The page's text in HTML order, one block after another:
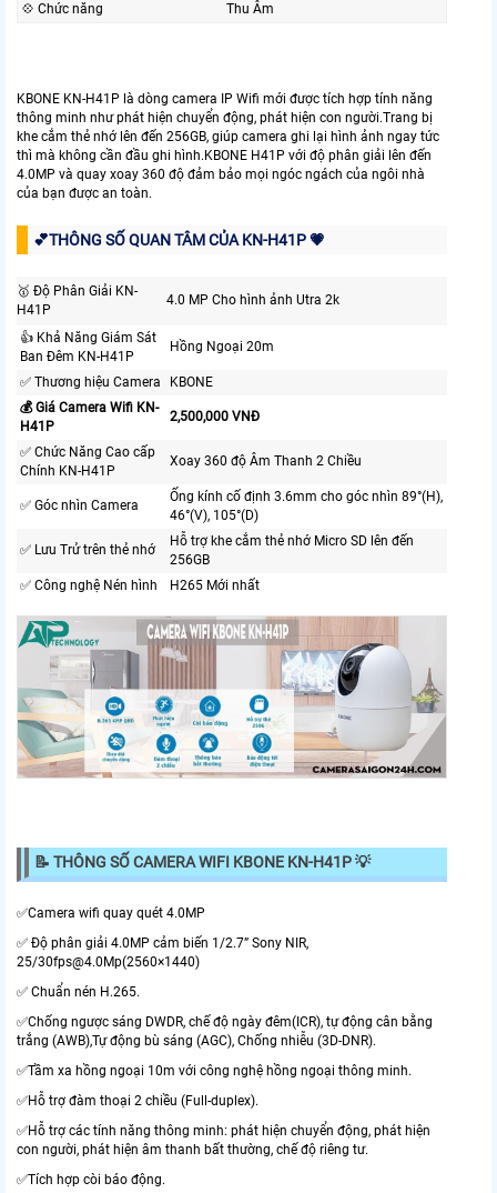
💠 Chức năng
Thu Âm
KBONE KN-H41P là dòng camera IP Wifi mới được tích hợp tính năng
thông minh như phát hiện chuyển động, phát hiện con người.Trang bị
khe cắm thẻ nhớ lên đến 256GB, giúp camera ghi lại hình ảnh ngay tức
thì mà không cần đầu ghi hình.KBONE H41P với độ phân giải lên đến
4.0MP và quay xoay 360 độ đảm bảo mọi ngóc ngách của ngôi nhà
của bạn được an toàn.
💕THÔNG SỐ QUAN TÂM CỦA KN-H41P 💗
️🥇 Độ Phân Giải KN-
H41P
4.0 MP Cho hình ảnh Utra 2k
👍 Khả Năng Giám Sát
Ban Đêm KN-H41P
Hồng Ngoại 20m
✅ Thương hiệu Camera
KBONE
💰 Giá Camera Wifi KN-
H41P
2,500,000 VNĐ
✅ Chức Năng Cao cấp
Chính KN-H41P
Xoay 360 độ Âm Thanh 2 Chiều
✅ Góc nhìn Camera
Ống kính cố định 3.6mm cho góc nhìn 89°(H),
46°(V), 105°(D)
✅ Lưu Trử trên thẻ nhớ
Hỗ trợ khe cắm thẻ nhớ Micro SD lên đến
256GB
✅ Công nghệ Nén hình
H265 Mới nhất
📝 THÔNG SỐ CAMERA WIFI KBONE KN-H41P 💡
✅Camera wifi quay quét 4.0MP
✅ Độ phân giải 4.0MP cảm biến 1/2.7” Sony NIR,
25/30fps@4.0Mp(2560×1440)
✅ Chuẩn nén H.265.
✅Chống ngược sáng DWDR, chế độ ngày đêm(ICR), tự động cân bằng
trắng (AWB),Tự động bù sáng (AGC), Chống nhiễu (3D-DNR).
✅Tầm xa hồng ngoại 10m với công nghệ hồng ngoại thông minh.
✅Hỗ trợ đàm thoại 2 chiều (Full-duplex).
✅Hỗ trợ các tính năng thông minh: phát hiện chuyển động, phát hiện
con người, phát hiện âm thanh bất thường, chế độ riêng tư.
✅Tích hợp còi báo động.